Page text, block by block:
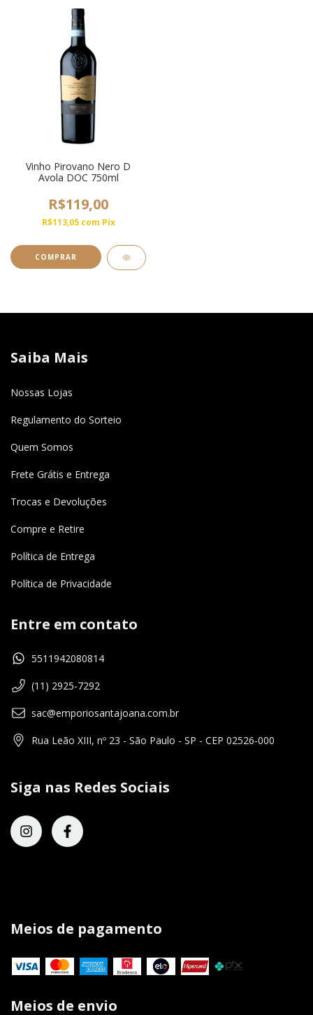
Vinho Pirovano Nero D
Avola DOC 750ml
R$119,00
R$113,05 com Pix
Saiba Mais
Nossas Lojas
Regulamento do Sorteio
Quem Somos
Frete Grátis e Entrega
Trocas e Devoluções
Compre e Retire
Política de Entrega
Política de Privacidade
Entre em contato
5511942080814
(11) 2925-7292
sac@emporiosantajoana.com.br
Rua Leão XIII, nº 23 - São Paulo - SP - CEP 02526-000
Siga nas Redes Sociais
Meios de pagamento
Meios de envio